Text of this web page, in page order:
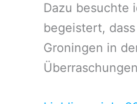
Dazu besuchte
begeistert,
Groningen in